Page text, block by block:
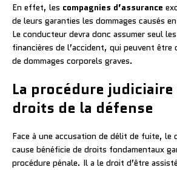
En effet, les compagnies d’assurance
de leurs garanties les dommages causés
Le conducteur devra donc assumer seul
financières de l’accident, qui peuvent être
de dommages corporels graves.
La procédure
droits de la défense
Face à une accusation de délit de fuite, le
cause bénéficie de droits fondamentaux
procédure pénale. Il a le droit d’être